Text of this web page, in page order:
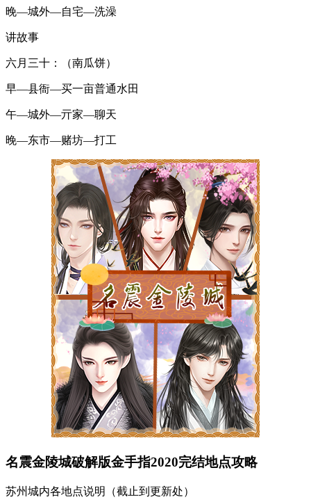
晚—城外—自宅—洗澡
讲故事
六月三十：（南瓜饼）
早—县衙—买一亩普通水田
午—城外—亓家—聊天
晚—东市—赌坊—打工
名震金陵城破解版金手指2020完结地点攻略
苏州城内各地点说明（截止到更新处）